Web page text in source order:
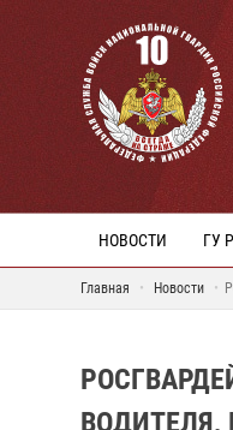
НОВОСТИ ГУ
Главная Новости
ВОДИТЕЛЯ,